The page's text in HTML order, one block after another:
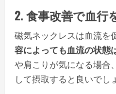
2. 食事改善で血行
磁気ネックレスは血流を
容によっても血流の状態
や肩こりが気になる場合
して摂取すると良いでし